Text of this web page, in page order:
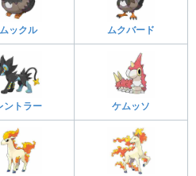
ムックル ムクバード
ントラー ケムッソ